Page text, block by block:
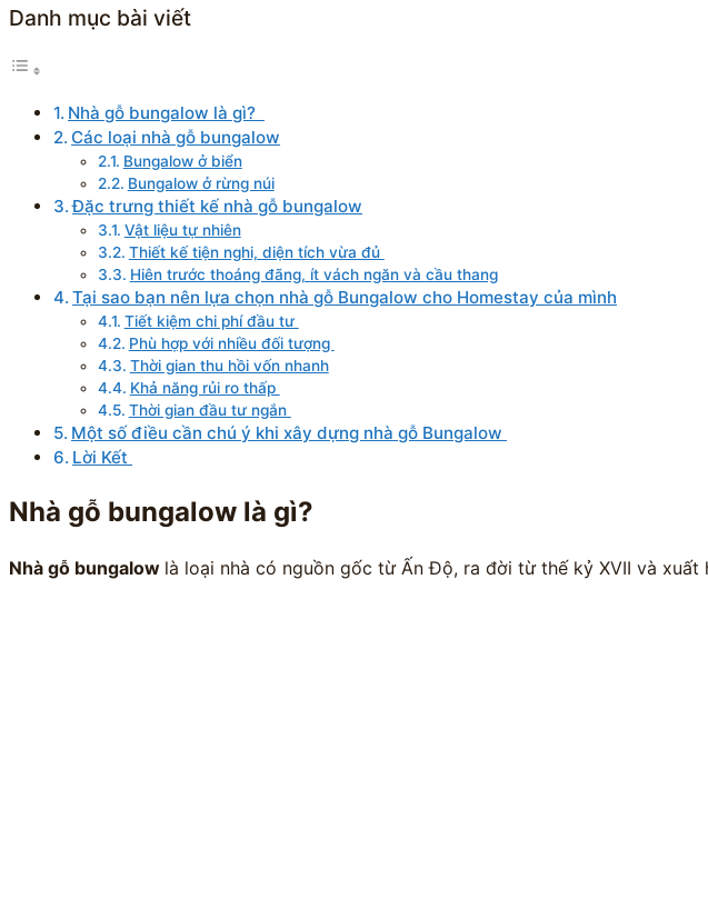
Danh mục bài viết
Nhà gỗ bungalow là gì?
Các loại nhà gỗ bungalow
Bungalow ở biển
Bungalow ở rừng núi
Đặc trưng thiết kế nhà gỗ bungalow
Vật liệu tự nhiên
Thiết kế tiện nghi, diện tích vừa đủ
Hiên trước thoáng đãng, ít vách ngăn và cầu thang
Tại sao bạn nên lựa chọn nhà gỗ Bungalow cho Homestay của mình
Tiết kiệm chi phí đầu tư
Phù hợp với nhiều đối tượng
Thời gian thu hồi vốn nhanh
Khả năng rủi ro thấp
Thời gian đầu tư ngắn
Một số điều cần chú ý khi xây dựng nhà gỗ Bungalow
Lời Kết
Nhà gỗ bungalow là gì?
Nhà gỗ bungalow là loại nhà có nguồn gốc từ Ấn Độ, ra đời từ thế kỷ XVII và